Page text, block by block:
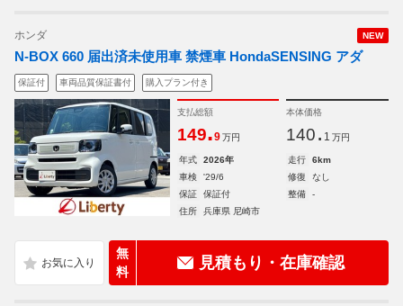
NEW
ホンダ
N-BOX 660 届出済未使用車 禁煙車 HondaSENSING アダ
保証付 車両品質保証書付 購入プラン付き
支払総額
149.9 万円
本体価格
140. 1 万円
年式 2026年 走行
6km
車検
'29/6 修復
なし
保証
保証付 整備
-
住所
兵庫県 尼崎市
無
料
見積もり・在庫確認